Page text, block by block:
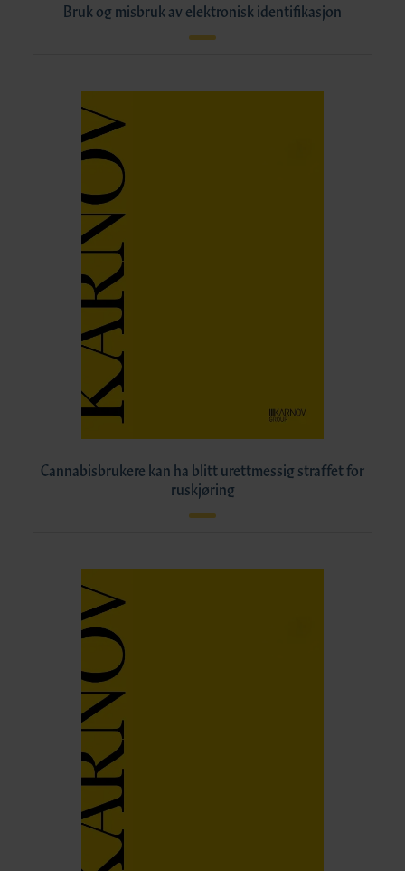
Bruk og misbruk av elektronisk identifikasjon
Cannabisbrukere kan ha blitt urettmessig straffet for
ruskjøring